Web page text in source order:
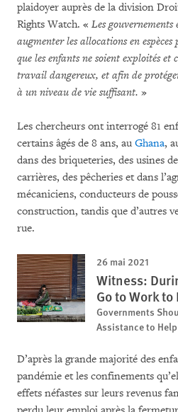
plaidoyer auprès de la division
Rights Watch. « Les
augmenter les allocations en
que les enfants ne soient exploités et
travail dangereux, et afin de
à un niveau de vie suffisant. »
Les chercheurs ont interrogé 81
certains âgés de 8 ans, au Ghana,
dans des briqueteries, des usines
carrières, des pêcheries et dans
mécaniciens, conducteurs de
construction, tandis que d’autres
rue.
26 mai 2021
Witness:
Go to Work
Governments
Assistance to
D’après la grande majorité des
pandémie et les confinements
effets néfastes sur leurs revenus